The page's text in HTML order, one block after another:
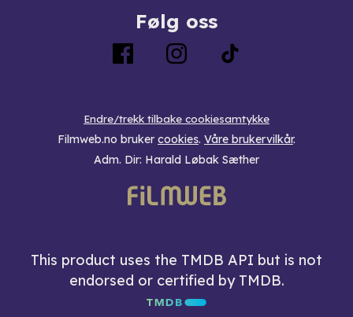
Følg oss
Endre/trekk tilbake cookiesamtykke
Filmweb.no bruker cookies. Våre brukervilkår.
Adm. Dir: Harald Løbak Sæther
This product uses the TMDB API but is not
endorsed or certified by TMDB.